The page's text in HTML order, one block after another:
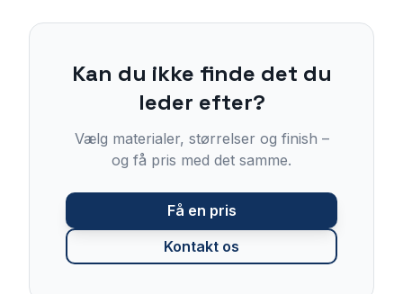
Kan du ikke finde det du
leder efter?
Vælg materialer, størrelser og finish –
og få pris med det samme.
Få en pris
Kontakt os